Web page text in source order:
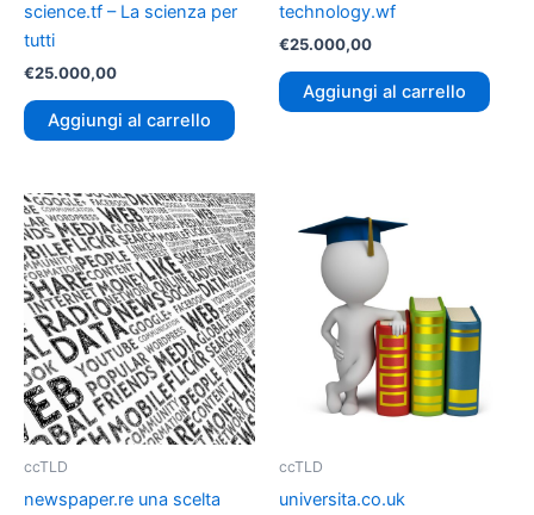
science.tf – La scienza per
tutti
€25.000,00
Aggiungi al carrello
technology.wf
€25.000,00
Aggiungi al carrello
ccTLD
newspaper.re una scelta
ccTLD
universita.co.uk